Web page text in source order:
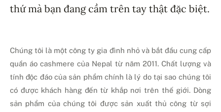
thứ mà bạn đang cầm trên tay thật đặc biệt.
Chúng tôi là một công ty gia đình nhỏ và bắt đầu cung cấp
quần áo cashmere của Nepal từ năm 2011. Chất lượng và
tính độc đáo của sản phẩm chính là lý do tại sao chúng tôi
có được khách hàng đến từ khắp nơi trên thế giới. Dòng
sản phẩm của chúng tôi được sản xuất thủ công từ sợi